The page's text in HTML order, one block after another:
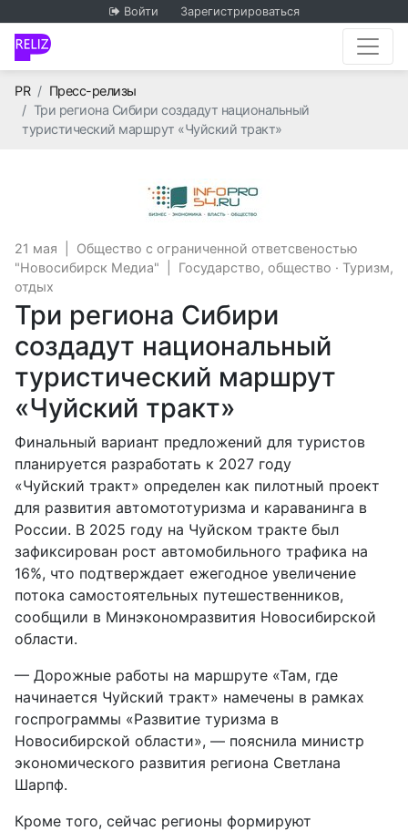
Войти Зарегистрироваться
PRГлавная
Пресс-релизы
Три региона Сибири создадут национальный
туристический маршрут «Чуйский тракт»
21 мая
Общество с ограниченной ответсвеностью
"Новосибирск Медиа"
Государство, общество · Туризм,
отдых
Три региона Сибири
создадут национальный
туристический маршрут
«Чуйский тракт»
Финальный вариант предложений для туристов
планируется разработать к 2027 году
«Чуйский тракт» определен как пилотный проект
для развития автомототуризма и караванинга в
России. В 2025 году на Чуйском тракте был
зафиксирован рост автомобильного трафика на
16%, что подтверждает ежегодное увеличение
потока самостоятельных путешественников,
сообщили в Минэкономразвития Новосибирской
области.
— Дорожные работы на маршруте «Там, где
начинается Чуйский тракт» намечены в рамках
госпрограммы «Развитие туризма в
Новосибирской области», — пояснила министр
экономического развития региона Светлана
Шарпф.
Кроме того, сейчас регионы формируют